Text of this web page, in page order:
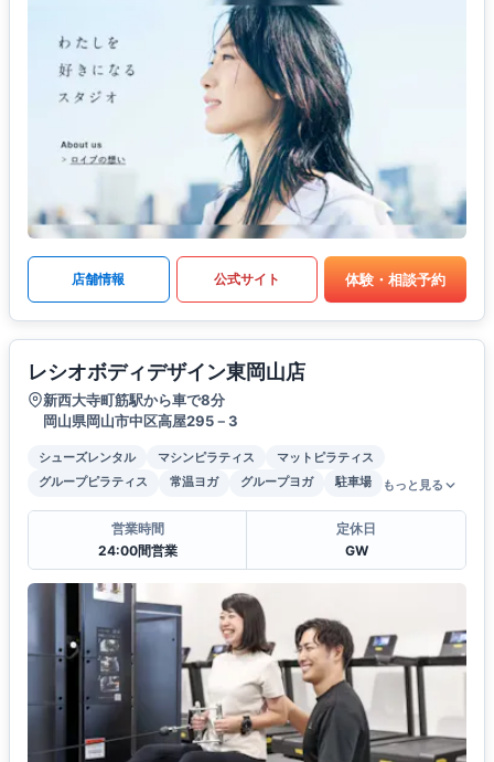
店舗情報 公式サイト 体験・相談予約
レシオボディデザイン東岡山店
新西大寺町筋駅から車で8分
岡山県岡山市中区高屋295－3
シューズレンタル マシンピラティス
マットピラティス
グループピラティス
常温ヨガ グループヨガ 駐車場 もっと見る
営業時間
24:00間営業
定休日
GW